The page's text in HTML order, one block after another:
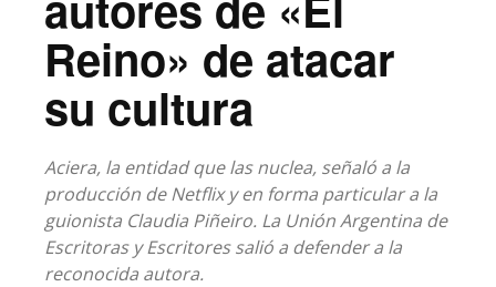
Reino» de atacar
su cultura
Aciera, la entidad que las nuclea, señaló a la
producción de Netflix y en forma particular a la
guionista Claudia Piñeiro. La Unión Argentina de
Escritoras y Escritores salió a defender a la
reconocida autora.